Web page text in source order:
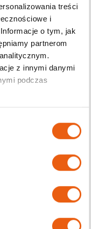
treści
i
o tym, jak
partnerom
z innymi danymi
podczas
MOCZU
kobiet
u mężczyzn,
inkontynencja u
dotyka kobiety niż
czynnikami,…